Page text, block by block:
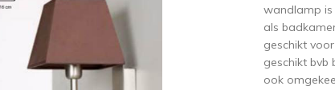
wandlamp
als
geschikt
geschikt bvb
ook